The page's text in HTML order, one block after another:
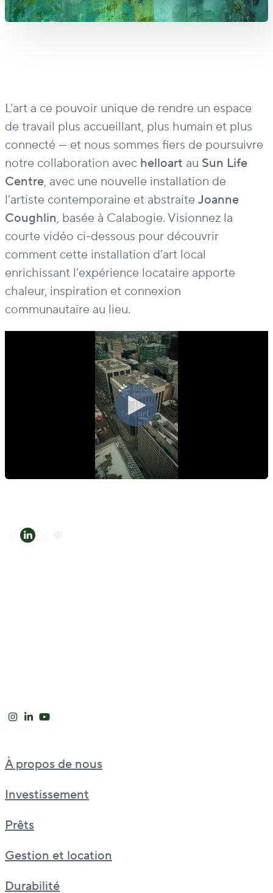
L’art a ce pouvoir unique de rendre un espace
de travail plus accueillant, plus humain et plus
connecté — et nous sommes fiers de poursuivre
notre collaboration avec helloart au Sun Life
Centre, avec une nouvelle installation de
l’artiste contemporaine et abstraite Joanne
Coughlin, basée à Calabogie. Visionnez la
courte vidéo ci-dessous pour découvrir
comment cette installation d’art local
enrichissant l’expérience locataire apporte
chaleur, inspiration et connexion
communautaire au lieu.
À propos de nous
Investissement
Prêts
Gestion et location
Durabilité